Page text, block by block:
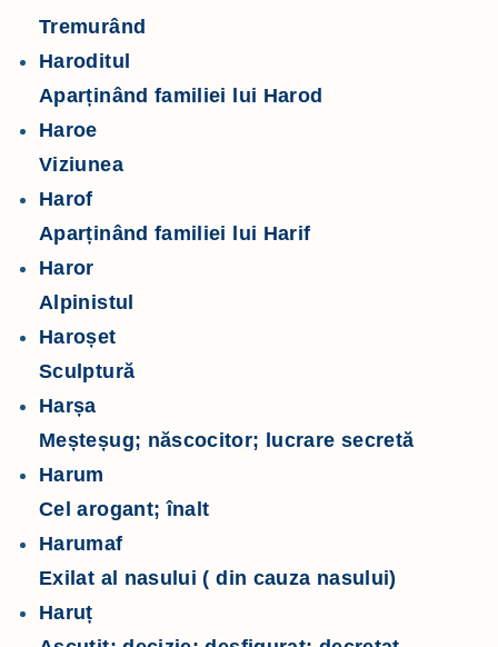
Tremurând
Haroditul
Aparținând familiei lui Harod
Haroe
Viziunea
Harof
Aparținând familiei lui Harif
Haror
Alpinistul
Haroșet
Sculptură
Harșa
Meșteșug; născocitor; lucrare secretă
Harum
Cel arogant; înalt
Harumaf
Exilat al nasului ( din cauza nasului)
Haruț